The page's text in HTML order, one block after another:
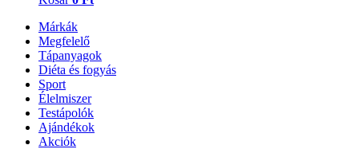
Márkák
Megfelelő
Tápanyagok
Diéta és fogyás
Sport
Élelmiszer
Testápolók
Ajándékok
Akciók